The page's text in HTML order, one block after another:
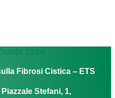
Tiktok
Fibrosi Cistica – ETS
Stefani, 1,